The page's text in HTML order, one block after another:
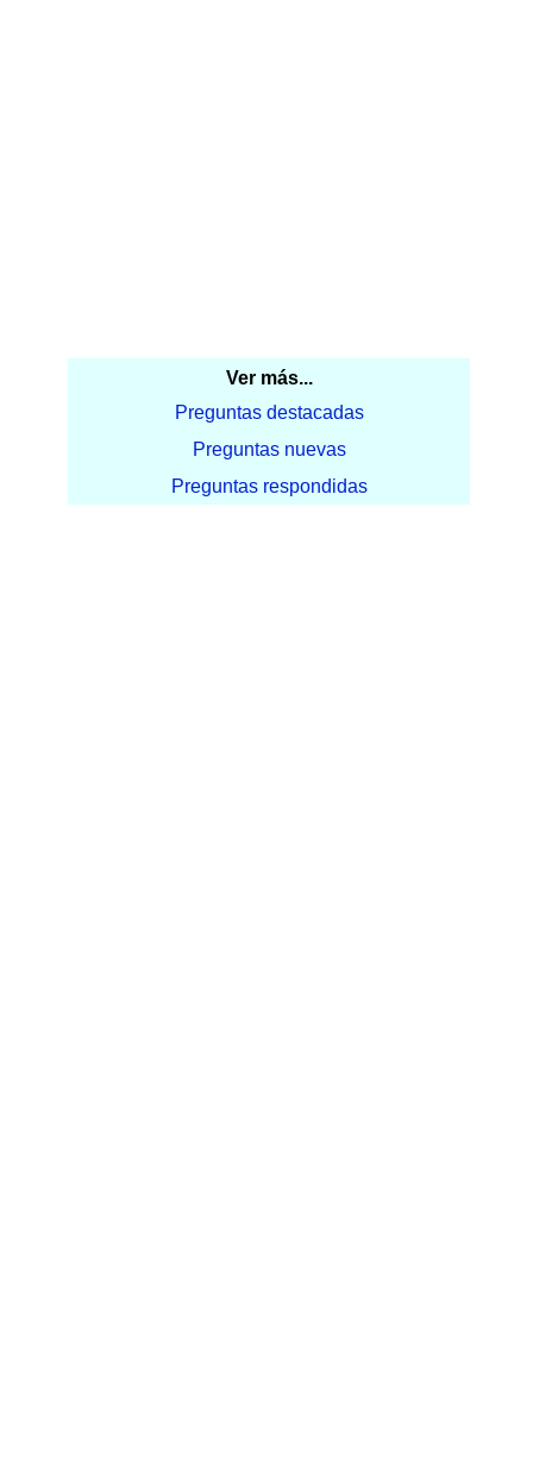
Ver más...
Preguntas destacadas
Preguntas nuevas
Preguntas respondidas